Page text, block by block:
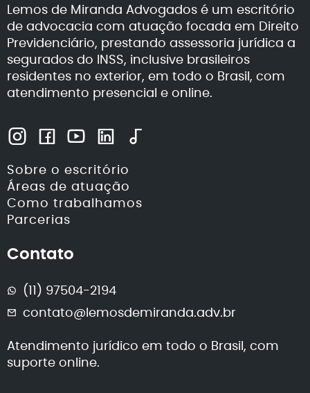
Lemos de Miranda Advogados é um escritório
de advocacia com atuação focada em Direito
Previdenciário, prestando assessoria jurídica a
segurados do INSS, inclusive brasileiros
residentes no exterior, em todo o Brasil, com
atendimento presencial e online.
Sobre o escritório
Áreas de atuação
Como trabalhamos
Parcerias
Contato
(11) 97504-2194
contato@lemosdemiranda.adv.br
Atendimento jurídico em todo o Brasil, com
suporte online.